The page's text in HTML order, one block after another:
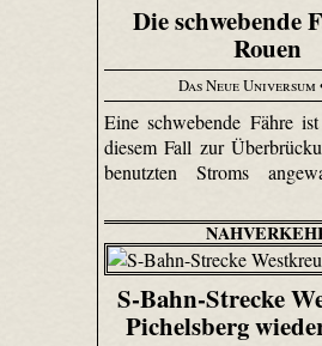
Die schwebende
Rouen
Das Neue Universum
Eine schwebende Fähre
diesem Fall zur
benutzten Stroms
S-Bahn-Strecke
Pichelsberg